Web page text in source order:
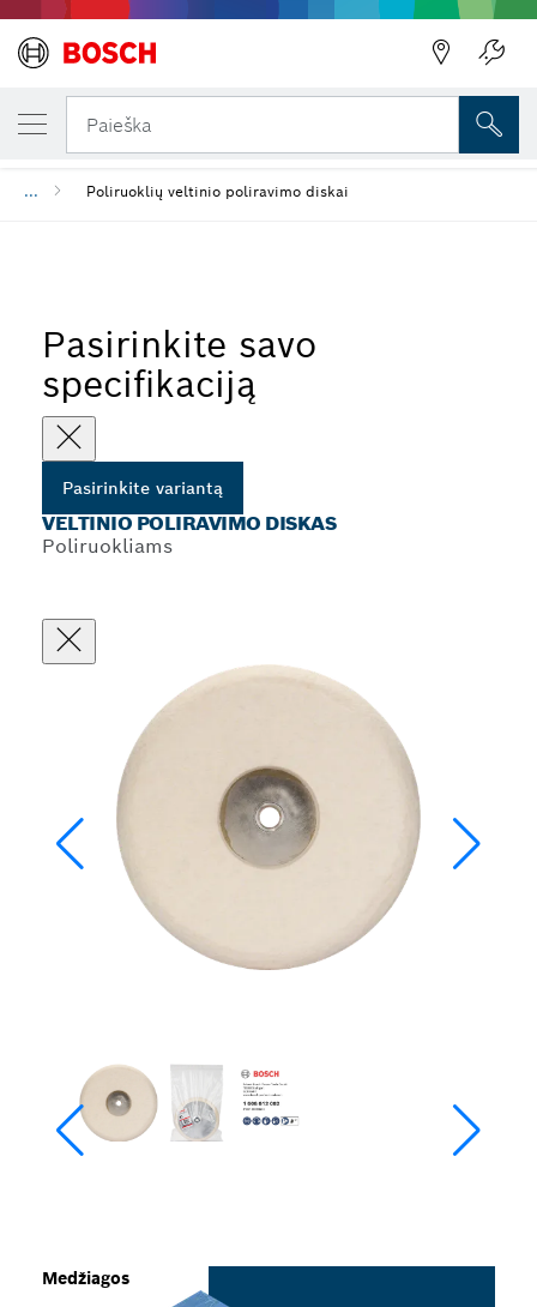
Paieška
... Poliruoklių veltinio poliravimo diskai
Pasirinkite savo
specifikaciją
Pasirinkite variantą
VELTINIO POLIRAVIMO DISKAS
Poliruokliams
Medžiagos
JŪSŲ PASIRINKTAS VARIANTAS
Veltinio poliravimo diskas